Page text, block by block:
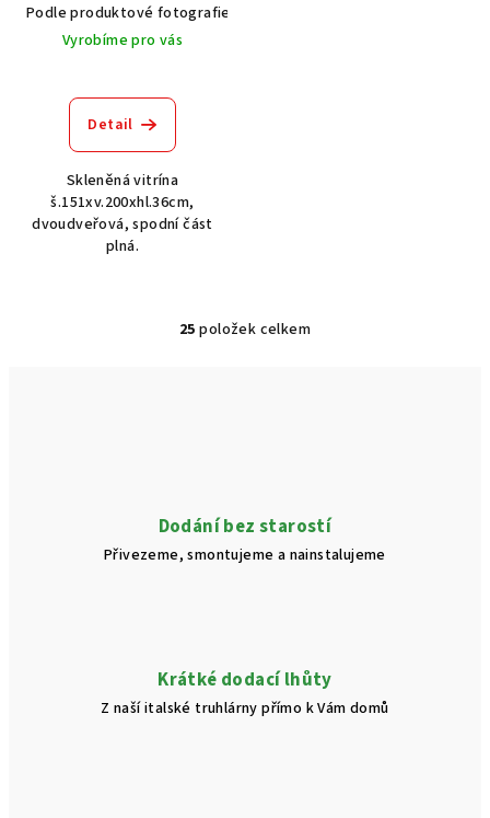
Podle produktové fotografie
Vyrobíme pro vás
Detail
Skleněná vitrína
š.151xv.200xhl.36cm,
dvoudveřová, spodní část
plná.
O
í
p
r
v
ý
p
25 položek celkem
Dodání bez starostí
Přivezeme, smontujeme a nainstalujeme
Krátké dodací lhůty
Z naší italské truhlárny přímo k Vám domů